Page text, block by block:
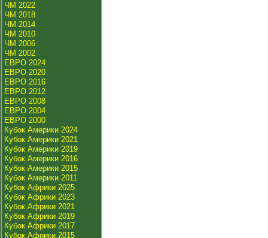
ЧМ 2022
ЧМ 2018
ЧМ 2014
ЧМ 2010
ЧМ 2006
ЧМ 2002
ЕВРО 2024
ЕВРО 2020
ЕВРО 2016
ЕВРО 2012
ЕВРО 2008
ЕВРО 2004
ЕВРО 2000
Кубок Америки 2024
Кубок Америки 2021
Кубок Америки 2019
Кубок Америки 2016
Кубок Америки 2015
Кубок Америки 2011
Кубок Африки 2025
Кубок Африки 2023
Кубок Африки 2021
Кубок Африки 2019
Кубок Африки 2017
Кубок Африки 2015